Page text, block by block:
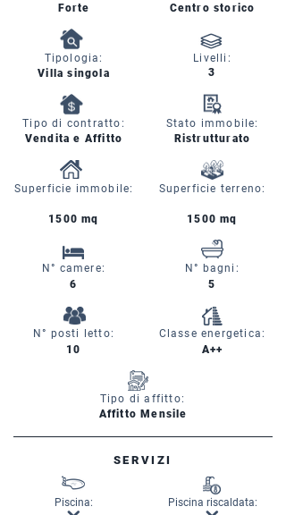
Forte
Centro storico
Tipologia:
Villa singola
Tipo di contratto:
Vendita e Affitto
Livelli:
3
Stato immobile:
Ristrutturato
Superficie immobile: Superficie terreno:
1500 mq
N° camere:
6
N° posti letto:
10
1500 mq
N° bagni:
5
Classe energetica:
A++
Tipo di affitto:
Affitto Mensile
SERVIZI
Piscina: Piscina riscaldata: